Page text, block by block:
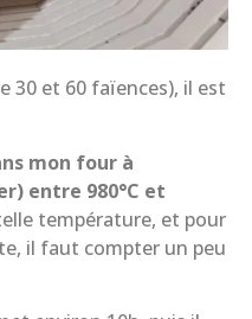
30 et 60 faïences), il est
mon four à
entre 980°C et
température, et pour
il faut compter un peu